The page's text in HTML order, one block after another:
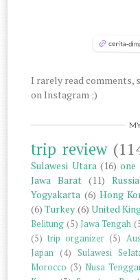
I rarely read comments,
on Instagram ;)
trip review
Sulawesi Utara (16) one
Jawa Barat (11) Russia
Yogyakarta (6) Hong
(6) Turkey (6) United
Belitung (5) Jawa Tengah
(5) trip organizer (5)
Japan (4) Sulawesi
Morocco (3) Nusa